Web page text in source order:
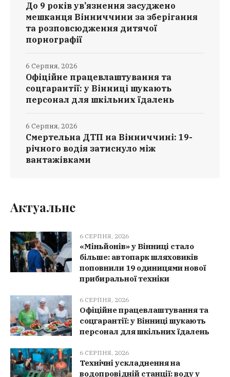
До 9 років ув’язнення засуджено
мешканця Вінниччини за зберігання
та розповсюдження дитячої
порнографії
Офіційне працевлаштування та
соцгарантії: у Вінниці шукають
персонал для шкільних їдалень
6 Серпня, 2026
Смертельна ДТП на Вінниччині: 19-
річного водія затиснуло між
вантажівками
6 Серпня, 2026
Актуальне
6 СЕРПНЯ, 2026
«Міньйонів» у Вінниці стало
більше: автопарк шляховиків
поповнили 19 одиницями нової
прибиральної техніки
6 СЕРПНЯ, 2026
Офіційне працевлаштування та
соцгарантії: у Вінниці шукають
персонал для шкільних їдалень
6 СЕРПНЯ, 2026
Технічні ускладнення на
водопровідній станції: воду у